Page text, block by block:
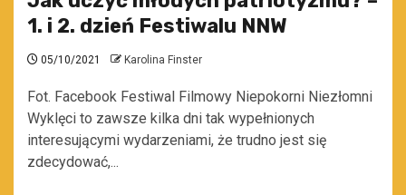
1. i 2. dzień Festiwalu NNW
05/10/2021 Karolina Finster
Fot. Facebook Festiwal Filmowy Niepokorni Niezłomni
Wyklęci to zawsze kilka dni tak wypełnionych
interesującymi wydarzeniami, że trudno jest się
zdecydować,...